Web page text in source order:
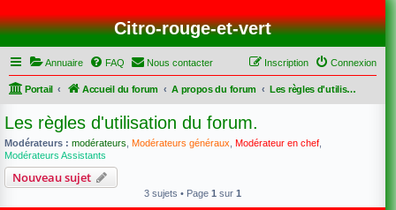
Citro-rouge-et-vert
Annuaire FAQ Nous contacter Connexion
Inscription
Portail Accueil du forum A propos du forum Les règles d'utilisation du forum.
Les règles d'utilisation du forum.
Modérateurs : modérateurs Modérateurs généraux Modérateur en chef
Modérateurs Assistants
Nouveau sujet
3 sujets • Page 1 sur 1